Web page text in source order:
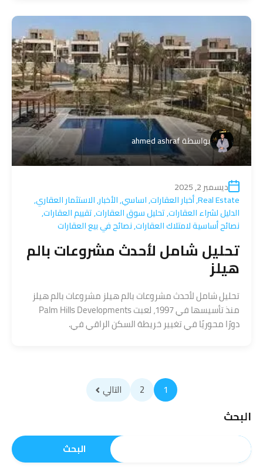
بواسطةahmed ashraf
ديسمبر 2, 2025
Real Estate
,أخبار العقارات,اساسي,الأخبار,الاستثمار العقاري,
الدليل لشراء العقارات,تحليل سوق العقارات,تقييم العقارات,
نصائح أساسية لامتلاك العقارات,نصائح في بيع العقارات
تحليل شامل لأحدث مشروعات بالم
هيلز
تحليل شامل لأحدث مشروعات بالم هيلز مشروعات بالم هيلز
منذ تأسيسها في 1997، لعبت Palm Hills Developments
دورًا محوريًا في تغيير خريطة السكن الراقي في.
1
2 التالي
البحث
البحث